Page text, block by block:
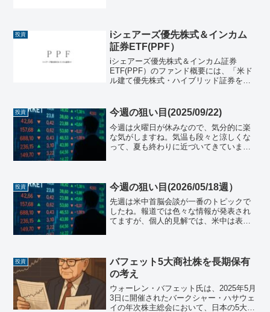
に整理します。なお、利...
投資
iシェアーズ優先株式＆インカム
証券ETF(PPF）
iシェアーズ優先株式＆インカム証券
ETF(PPF）のファンド概要には、「米ド
ル建て優先株式・ハイブリッド証券を対
いますが、よくわかりませんね。
投資 今週の狙い目(2025/09/22)
今週は火曜日が休みなので、気分的に楽
な気がしますね。気温も段々と涼しくな
って、夏も終わりに近づいてきていま
り、先週末よりも...
投資 今週の狙い目(2026/05/18週）
先週は米中首脳会談が一番のトピックで
したね。報道では色々な情報が発表され
てますが、個人的見解では、米中は表面
値は¥61,409.29...
投資
バフェット5大商社株を長期保有
の考え
ウォーレン・バフェット氏は、2025年5月
3日に開催されたバークシャー・ハサウェ
イの年次株主総会において、日本の5大商